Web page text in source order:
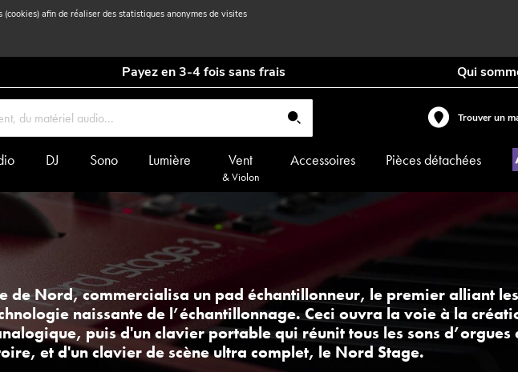
afin de réaliser des statistiques anonymes de visites
Payez en 3-4 fois sans frais Qui
Trouver un
DJ Sono Lumière Vent
& Violon
Accessoires Pièces détachées
de Nord, commercialisa un pad échantillonneur, le premier alliant
naissante de l’échantillonnage. Ceci ouvra la voie à la
puis d'un clavier portable qui réunit tous les sons d’orgues
et d'un clavier de scène ultra complet, le Nord Stage.